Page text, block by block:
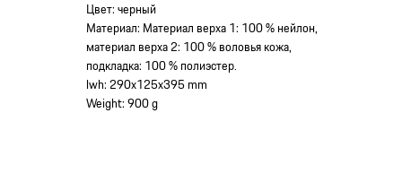
Цвет: черный
Материал: Материал верха 1: 100 % нейлон,
материал верха 2: 100 % воловья кожа,
подкладка: 100 % полиэстер.
lwh: 290x125x395 mm
Weight: 900 g